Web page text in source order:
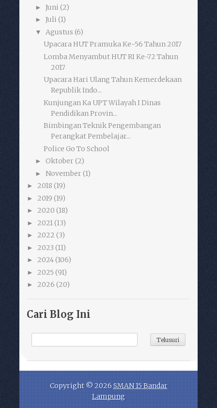
► Juni (2)
► Juli (1)
▼ Agustus (6)
Upacara HUT Pramuka Ke-56 Tahun 2017
Lomba Menyambut HUT RI Ke-72 Tahun
2017
Upacara Hari Ulang Tahun Kemerdekaan
Republik Indo...
Kunjungan Ka UPT Wilayah I Dinas
Pendidikan Provin...
Bimbingan Teknik Pengembangan
Perangkat Pembelajar...
Police Go To School
► Oktober (2)
► November (1)
► 2018 (19)
► 2019 (19)
► 2020 (18)
► 2021(13)
► 2022 (3)
► 2023 (11)
► 2024(106)
► 2025 (91)
► 2026 (20)
Cari Blog Ini
Copyright ©2026SMAN 15 Bandar
Lampung